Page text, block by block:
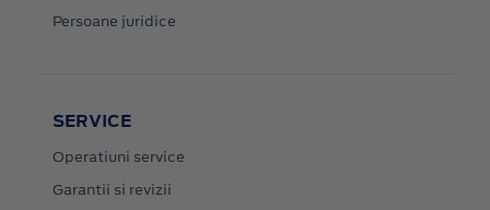
Persoane juridice
SERVICE
Operatiuni service
Garantii si revizii